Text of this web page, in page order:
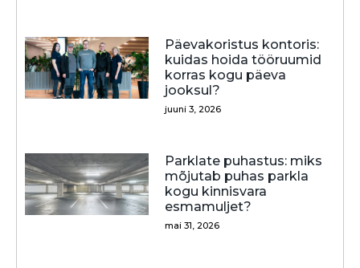
Päevakoristus kontoris:
kuidas hoida tööruumid
korras kogu päeva
jooksul?
juuni 3, 2026
Parklate puhastus: miks
mõjutab puhas parkla
kogu kinnisvara
esmamuljet?
mai 31, 2026